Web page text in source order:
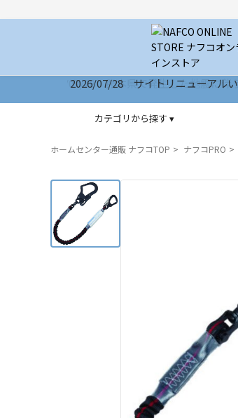
2026/07/28 サイトリニューアルい
カテゴリから探す ▾
ホームセンター通販 ナフコTOP ナフコPRO